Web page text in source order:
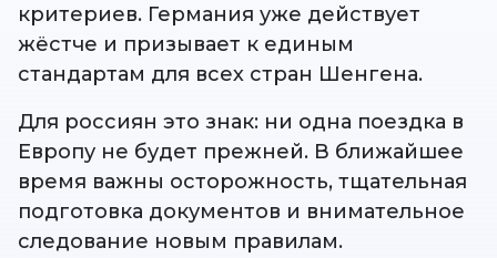
критериев. Германия уже действует
жёстче и призывает к единым
стандартам для всех стран Шенгена.
Для россиян это знак: ни одна поездка в
Европу не будет прежней. В ближайшее
время важны осторожность, тщательная
подготовка документов и внимательное
следование новым правилам.